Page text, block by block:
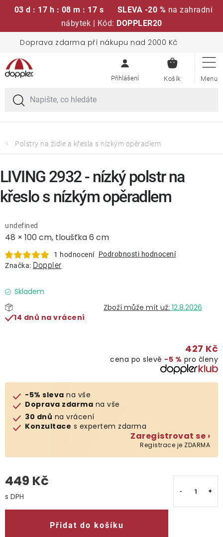
03 d : 17 h : 08 m : 17 s SLEVA -20 % na zahradní
nábytek | Kód: DOPPLER20
obsah
Doprava zdarma při nákupu nad 2000 Kč
KOŠÍK
Sedací soupravy
Slunečníky
Křesla a židle
Lavice a houpačky
Lehátka
Doplňky
Deštníky
Gastro produkty
Klub výhod
Polstry na židle a křesla s nízkým opěradlem
48 × 100 cm, tloušťka 6 cm
undefined
1 hodnocení Podrobnosti hodnocení
Značka: Doppler
Skladem
12.8.2026
14 dnů na vrácení
427 Kč
cena po slevě −5 % pro členy
-5% sleva na vše
Doprava zdarma na vše
30 dnů na vrácení
Konzultace s expertem zdarma
Zaregistrovat se ›
Registrace je ZDARMA
449 Kč
Přidat do košíku
LIVING 2932 - nízký polstr na
křeslo s nízkým opěradlem